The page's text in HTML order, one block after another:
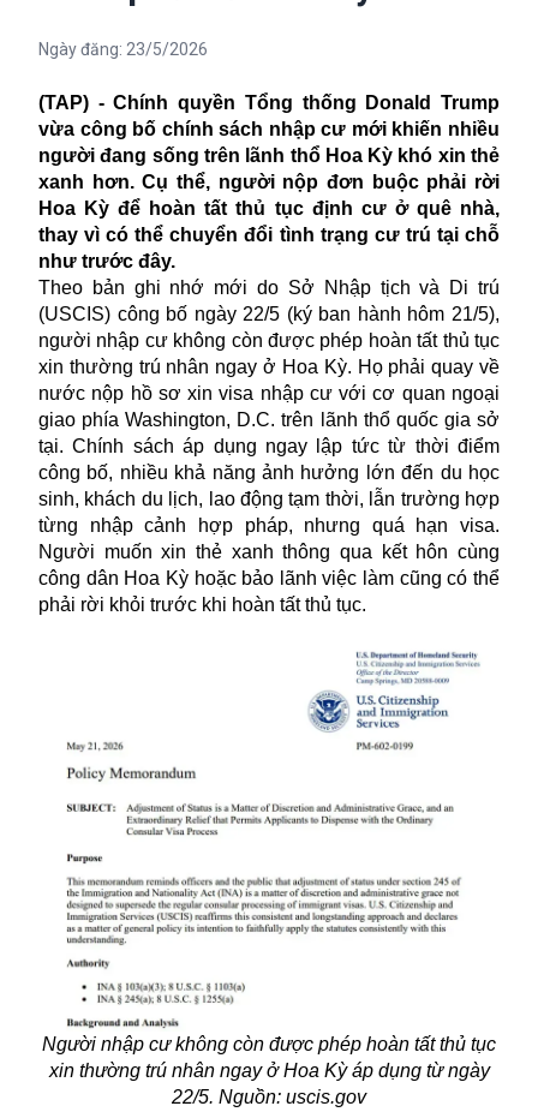
Ngày đăng: 23/5/2026
(TAP) - Chính quyền Tổng thống Donald Trump
vừa công bố chính sách nhập cư mới khiến nhiều
người đang sống trên lãnh thổ Hoa Kỳ khó xin thẻ
xanh hơn. Cụ thể, người nộp đơn buộc phải rời
Hoa Kỳ để hoàn tất thủ tục định cư ở quê nhà,
thay vì có thể chuyển đổi tình trạng cư trú tại chỗ
như trước đây.
Theo bản ghi nhớ mới do Sở Nhập tịch và Di trú
(USCIS) công bố ngày 22/5 (ký ban hành hôm 21/5),
người nhập cư không còn được phép hoàn tất thủ tục
xin thường trú nhân ngay ở Hoa Kỳ. Họ phải quay về
nước nộp hồ sơ xin visa nhập cư với cơ quan ngoại
giao phía Washington, D.C. trên lãnh thổ quốc gia sở
tại. Chính sách áp dụng ngay lập tức từ thời điểm
công bố, nhiều khả năng ảnh hưởng lớn đến du học
sinh, khách du lịch, lao động tạm thời, lẫn trường hợp
từng nhập cảnh hợp pháp, nhưng quá hạn visa.
Người muốn xin thẻ xanh thông qua kết hôn cùng
công dân Hoa Kỳ hoặc bảo lãnh việc làm cũng có thể
phải rời khỏi trước khi hoàn tất thủ tục.
Người nhập cư không còn được phép hoàn tất thủ tục
xin thường trú nhân ngay ở Hoa Kỳ áp dụng từ ngày
22/5. Nguồn: uscis.gov